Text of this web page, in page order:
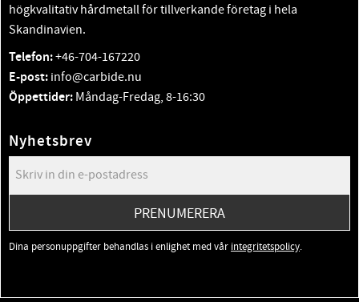
högkvalitativ hårdmetall för tillverkande företag i hela
Skandinavien.
Telefon:+46-704-167220
E-post: info@carbide.nu
Öppettider: Måndag-Fredag, 8-16:30
Nyhetsbrev
PRENUMERERA
Dina personuppgifter behandlas i enlighet med vår integritetspolicy.